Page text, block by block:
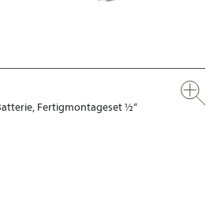
Fertigmontageset ½“